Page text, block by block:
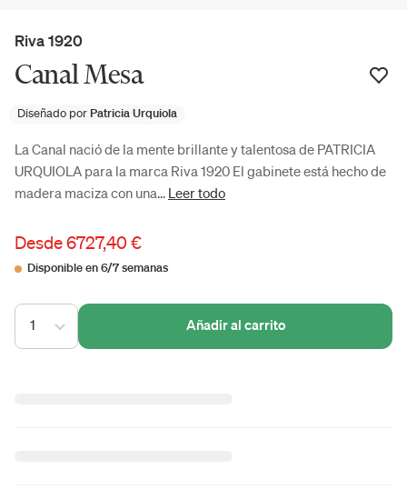
Riva 1920
Canal Mesa
Diseñado por Patricia Urquiola
La Canal nació de la mente brillante y talentosa de PATRICIA
URQUIOLA para la marca Riva 1920 El gabinete está hecho de
madera maciza con una... Leer todo
Desde6727,40 €
Disponible en 6/7 semanas
1 Añadir al carrito